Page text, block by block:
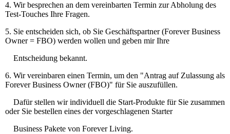
4. Wir besprechen an dem vereinbarten Termin zur Abholung des
Test-Touches Ihre Fragen.
5. Sie entscheiden sich, ob Sie Geschäftspartner (Forever Business
Owner = FBO) werden wollen und geben mir Ihre
Entscheidung bekannt.
6. Wir vereinbaren einen Termin, um den "Antrag auf Zulassung als
Forever Business Owner (FBO)" für Sie auszufüllen.
Dafür stellen wir individuell die Start-Produkte für Sie zusammen
oder Sie bestellen eines der vorgeschlagenen Starter
Business Pakete von Forever Living.